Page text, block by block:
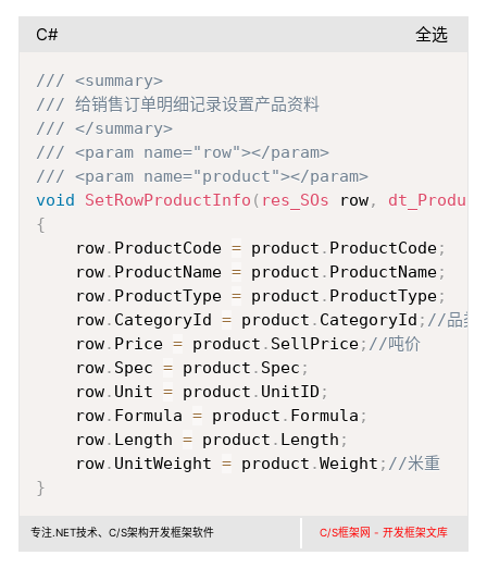
C# 全选
/// <summary>
/// 给销售订单明细记录设置产品资料
/// </summary>
/// <param name="row"></param>
/// <param name="product"></param>
void
SetRowProductInfo ( res_SOs row, dt_Product
{
    row
. ProductCode = product . ProductCode;
    row
. ProductName = product . ProductName;
    row
. ProductType = product . ProductType;
    row
. CategoryId = product . CategoryId ; //品类
    row
. Price = product . SellPrice; //吨价
    row
. Spec = product . Spec ;
    row
. Unit = product . UnitID ;
    row
. Formula = product . Formula ;
    row
. Length = product . Length ;
    row
. UnitWeight = product .Weight ; //米重
}
专注.NET技术、C/S架构开发框架软件 C/S框架网 - 开发框架文库